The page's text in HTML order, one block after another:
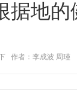
据地的
作者：李成波 周瑾